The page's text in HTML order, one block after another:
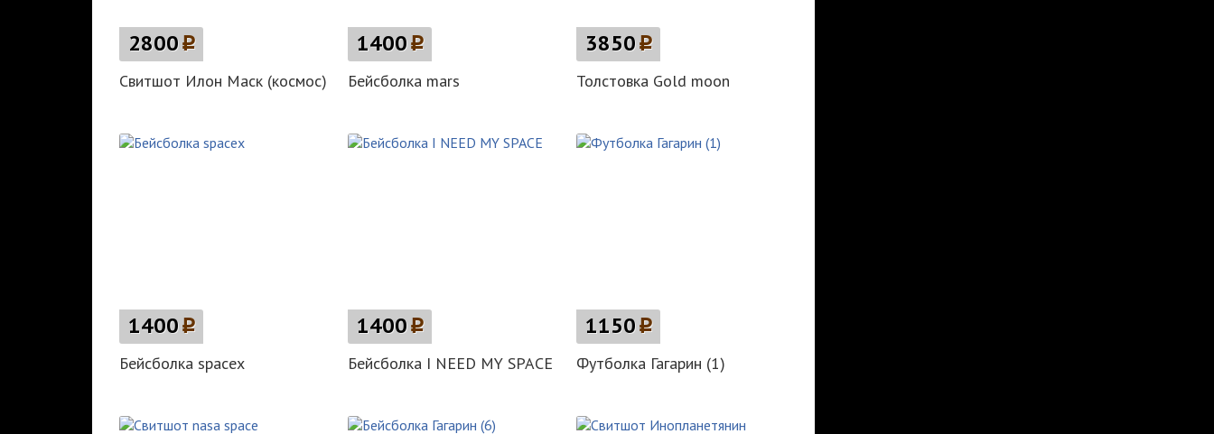
2800p
Свитшот Илон Маск (космос)
1400p
Бейсболка mars
3850p
Толстовка Gold moon
1400p
Бейсболка spacex
1400p
Бейсболка I NEED MY SPACE
1150p
Футболка Гагарин (1)